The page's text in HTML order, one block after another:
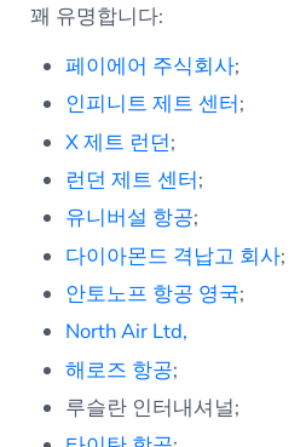
꽤 유명합니다:
페이에어 주식회사;
인피니트 제트 센터;
X 제트 런던;
런던 제트 센터;
유니버설 항공;
다이아몬드 격납고 회사;
안토노프 항공 영국;
North Air Ltd,
해로즈 항공;
루슬란 인터내셔널;